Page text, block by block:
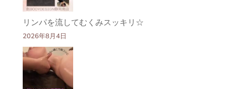
リンパを流してむくみスッキリ☆
2026年8月4日